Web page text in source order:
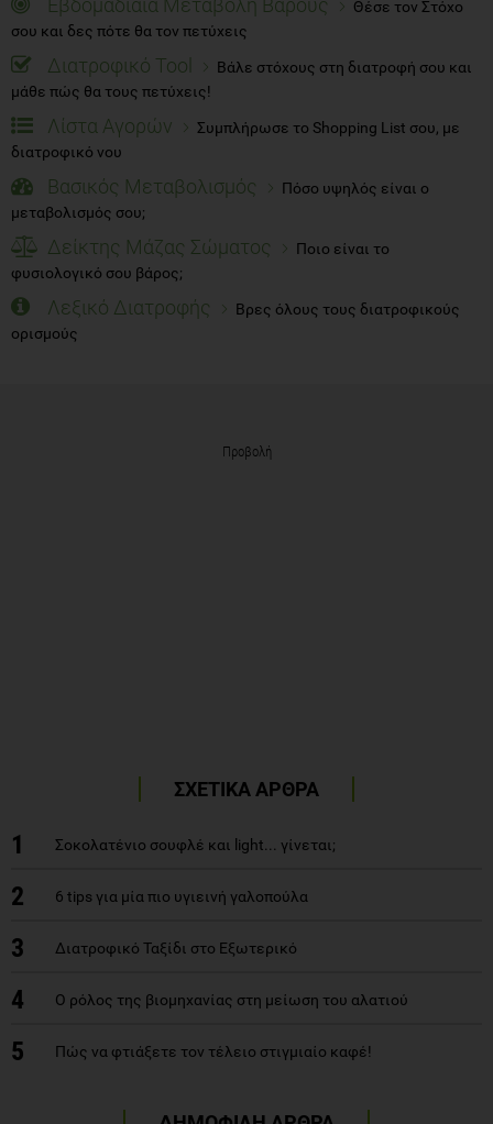
Εβδομαδίαια Μεταβολή Βάρους
Θέσε τον Στόχο
σου και δες πότε θα τον πετύχεις
Διατροφικό Tool
Βάλε στόχους στη διατροφή σου και
μάθε πώς θα τους πετύχεις!
Λίστα Αγορών
Συμπλήρωσε το Shopping List σου, με
διατροφικό νου
Βασικός Μεταβολισμός
Πόσο υψηλός είναι ο
μεταβολισμός σου;
Δείκτης Μάζας Σώματος
Ποιο είναι το
φυσιολογικό σου βάρος;
Λεξικό Διατροφής
Βρες όλους τους διατροφικούς
ορισμούς
Προβολή
ΣΧΕΤΙΚΑ ΑΡΘΡΑ
1 Σοκολατένιο σουφλέ και light... γίνεται;
2 6 tips για μία πιο υγιεινή γαλοπούλα
3 Διατροφικό Ταξίδι στο Εξωτερικό
4 Ο ρόλος της βιομηχανίας στη μείωση του αλατιού
5 Πώς να φτιάξετε τον τέλειο στιγμιαίο καφέ!